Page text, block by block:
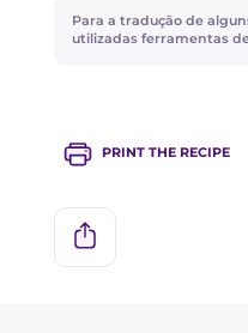
Para a tradução de
utilizadas ferramentas
PRINT THE RECIPE